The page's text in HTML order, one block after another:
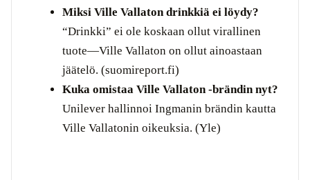
Miksi Ville Vallaton drinkkiä ei löydy?
“Drinkki” ei ole koskaan ollut virallinen
tuote—Ville Vallaton on ollut ainoastaan
jäätelö. (suomireport.fi)
Kuka omistaa Ville Vallaton -brändin nyt?
Unilever hallinnoi Ingmanin brändin kautta
Ville Vallatonin oikeuksia. (Yle)